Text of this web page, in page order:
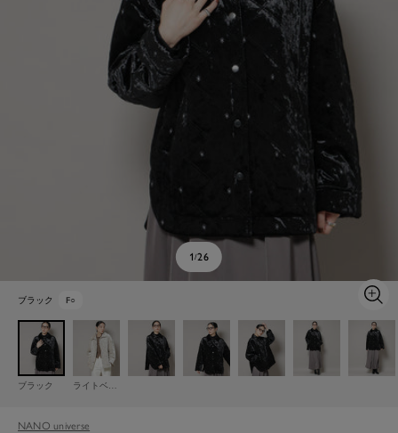
1/26
ブラック F○
ズ
ム
イ
ブラック
ライトベージュ
NANO universe